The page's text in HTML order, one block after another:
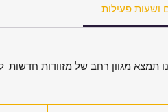
ושעות פעילות
מגוון רחב של מזוודות חדשות,